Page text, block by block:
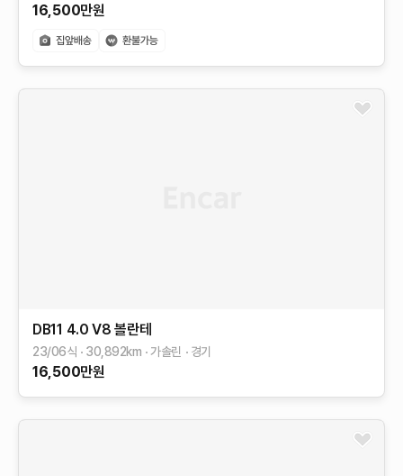
16,500만원
DB11 4.0 V8 볼란테
23/06식 30,892km 가솔린 경기
16,500만원